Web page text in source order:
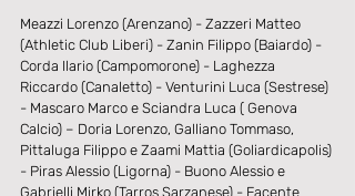
Meazzi Lorenzo (Arenzano) - Zazzeri Matteo
(Athletic Club Liberi) - Zanin Filippo (Baiardo) -
Corda Ilario (Campomorone) - Laghezza
Riccardo (Canaletto) - Venturini Luca (Sestrese)
- Mascaro Marco e Sciandra Luca ( Genova
Calcio) – Doria Lorenzo, Galliano Tommaso,
Pittaluga Filippo e Zaami Mattia (Goliardicapolis)
- Piras Alessio (Ligorna) - Buono Alessio e
Gabrielli Mirko (Tarros Sarzanese) - Facente